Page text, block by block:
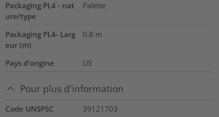
Packaging PL4 - nat
ure/type
Palette
Packaging PL4- Larg
eur (m)
0.8 m
Pays d'origine US
Pour plus d'information
Code UNSPSC
39121703